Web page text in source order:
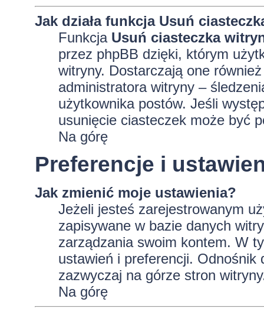
Jak działa funkcja Usuń
Funkcja Usuń ciasteczka
przez phpBB dzięki, którym
witryny. Dostarczają one
administratora witryny –
użytkownika postów. Jeśli
usunięcie ciasteczek może być
Na górę
Preferencje i
Jak zmienić moje ustawienia?
Jeżeli jesteś zarejestrowanym
zapisywane w bazie danych
zarządzania swoim kontem. W
ustawień i preferencji.
zazwyczaj na górze stron
Na górę